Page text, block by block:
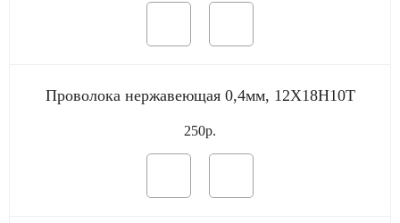
Проволока нержавеющая 0,4мм, 12Х18Н10Т
250р.